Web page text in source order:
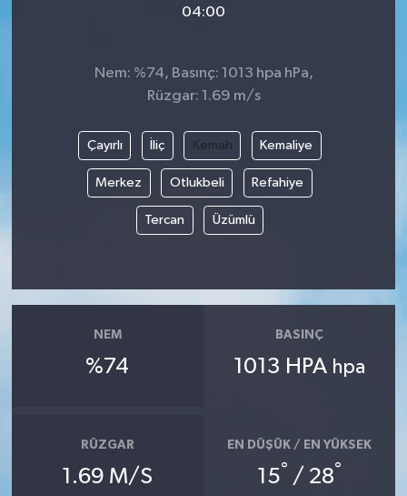
04:00
Nem: %74, Basınç: 1013 hpa hPa,
Rüzgar: 1.69 m/s
Çayırlı İliç Kemah Kemaliye
Merkez Otlukbeli Refahiye
Tercan Üzümlü
NEM
%74
BASINÇ
1013 HPA hpa
RÜZGAR
1.69 M/S
EN DÜŞÜK / EN YÜKSEK
15° / 28°